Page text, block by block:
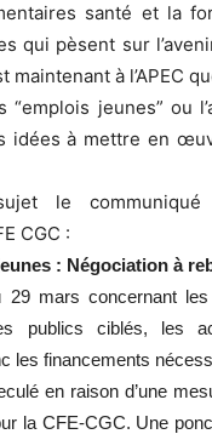
santé et la
qui pèsent sur
maintenant à l’APEC
jeunes” ou
idées à mettre en
le
CGC :
: Négociation à
29 mars concernant
publics ciblés, les
les financements
en raison d’une
la CFE-CGC. Une